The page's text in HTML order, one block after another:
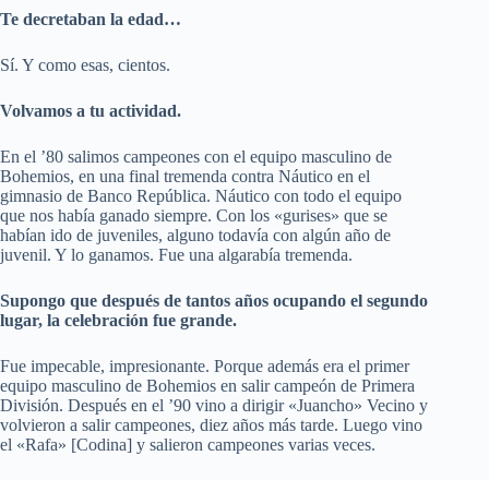
Te decretaban la edad…
Sí. Y como esas, cientos.
Volvamos a tu actividad.
En el ’80 salimos campeones con el equipo masculino de
Bohemios, en una final tremenda contra Náutico en el
gimnasio de Banco República. Náutico con todo el equipo
que nos había ganado siempre. Con los «gurises» que se
habían ido de juveniles, alguno todavía con algún año de
juvenil. Y lo ganamos. Fue una algarabía tremenda.
Supongo que después de tantos años ocupando el segundo
lugar, la celebración fue grande.
Fue impecable, impresionante. Porque además era el primer
equipo masculino de Bohemios en salir campeón de Primera
División. Después en el ’90 vino a dirigir «Juancho» Vecino y
volvieron a salir campeones, diez años más tarde. Luego vino
el «Rafa» [Codina] y salieron campeones varias veces.